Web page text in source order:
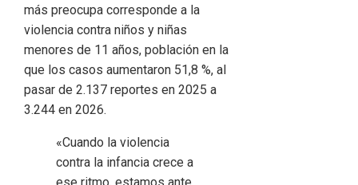
más preocupa corresponde a la
violencia contra niños y niñas
menores de 11 años, población en la
que los casos aumentaron 51,8 %, al
pasar de 2.137 reportes en 2025 a
3.244 en 2026.
«Cuando la violencia
contra la infancia crece a